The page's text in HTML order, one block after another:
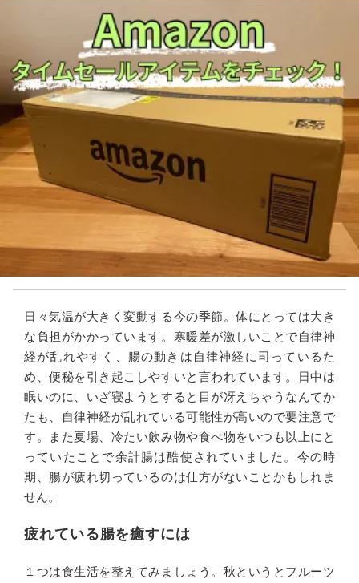
日々気温が大きく変動する今の季節。体にとっては大き
な負担がかかっています。寒暖差が激しいことで自律神
経が乱れやすく、腸の動きは自律神経に司っているた
め、便秘を引き起こしやすいと言われています。日中は
眠いのに、いざ寝ようとすると目が冴えちゃうなんてか
たも、自律神経が乱れている可能性が高いので要注意で
す。また夏場、冷たい飲み物や食べ物をいつも以上にと
っていたことで余計腸は酷使されていました。今の時
期、腸が疲れ切っているのは仕方がないことかもしれま
せん。
疲れている腸を癒すには
１つは食生活を整えてみましょう。秋というとフルーツ